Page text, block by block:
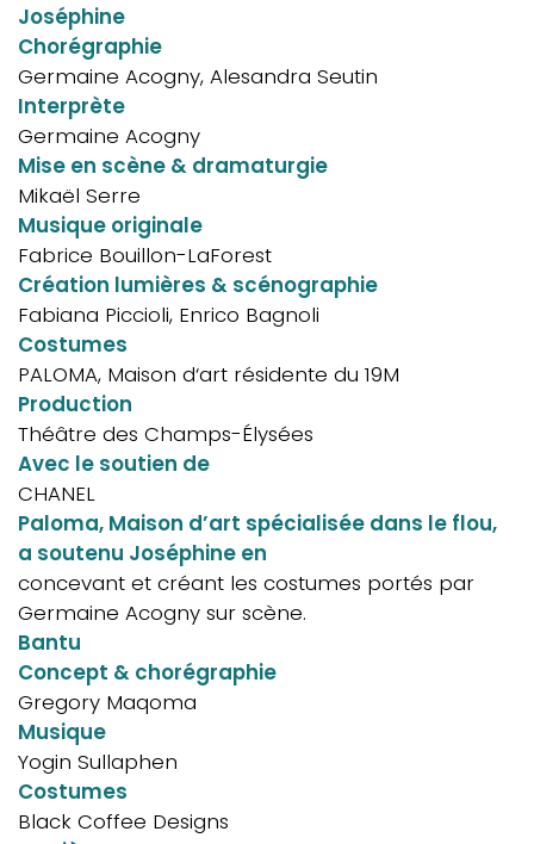
Joséphine
Chorégraphie
Germaine Acogny, Alesandra Seutin
Interprète
Germaine Acogny
Mise en scène & dramaturgie
Mikaël Serre
Musique originale
Fabrice Bouillon-LaForest
Création lumières & scénographie
Fabiana Piccioli, Enrico Bagnoli
Costumes
PALOMA, Maison d‘art résidente du 19M
Production
Théâtre des Champs-Élysées
Avec le soutien de
CHANEL
Paloma, Maison d’art spécialisée dans le flou,
a soutenu Joséphine en
concevant et créant les costumes portés par
Germaine Acogny sur scène.
Bantu
Concept & chorégraphie
Gregory Maqoma
Musique
Yogin Sullaphen
Costumes
Black Coffee Designs